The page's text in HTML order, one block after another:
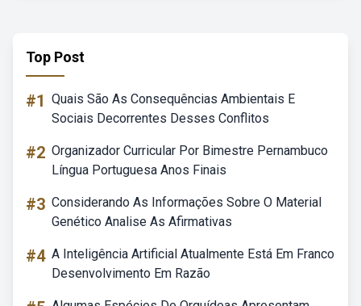
Top Post
#1 Quais São As Consequências Ambientais E
Sociais Decorrentes Desses Conflitos
#2 Organizador Curricular Por Bimestre Pernambuco
Língua Portuguesa Anos Finais
#3 Considerando As Informações Sobre O Material
Genético Analise As Afirmativas
#4 A Inteligência Artificial Atualmente Está Em Franco
Desenvolvimento Em Razão